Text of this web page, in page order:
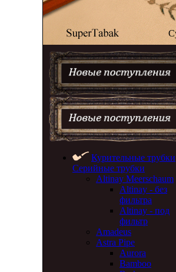
Курительные трубки
Серийные трубки
Altinay Meerschaum
Altinay - без
фильтра
Altinay - под
фильтр
Amadeus
Astra Pipe
Aurora
Bamboo